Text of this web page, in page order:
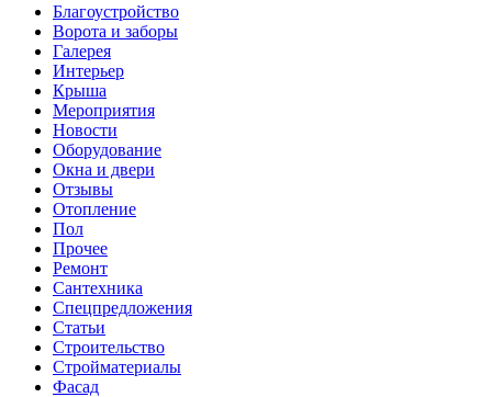
Благоустройство
Ворота и заборы
Галерея
Интерьер
Крыша
Мероприятия
Новости
Оборудование
Окна и двери
Отзывы
Отопление
Пол
Прочее
Ремонт
Сантехника
Спецпредложения
Статьи
Строительство
Стройматериалы
Фасад